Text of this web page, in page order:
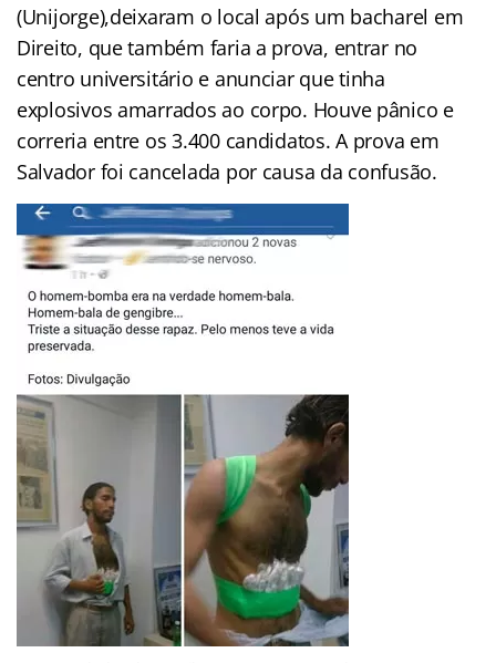
(Unijorge),deixaram o local após um bacharel em
Direito, que também faria a prova, entrar no
centro universitário e anunciar que tinha
explosivos amarrados ao corpo. Houve pânico e
correria entre os 3.400 candidatos. A prova em
Salvador foi cancelada por causa da confusão.